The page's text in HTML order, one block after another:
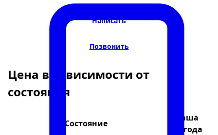
Написать
Позвонить
Цена в зависимости от
состояния
Состояние
Ваша
выгода